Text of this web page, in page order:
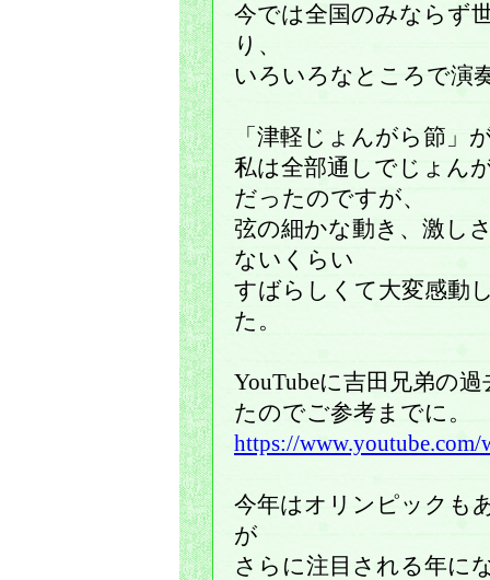
今では全国のみならず
り、
いろいろなところで演
「津軽じょんがら節」
私は全部通しでじょん
だったのですが、
弦の細かな動き、激し
ないくらい
すばらしくて大変感動
た。
YouTubeに吉田兄弟の
たのでご参考までに。
https://
今年はオリンピックも
が
さらに注目される年に